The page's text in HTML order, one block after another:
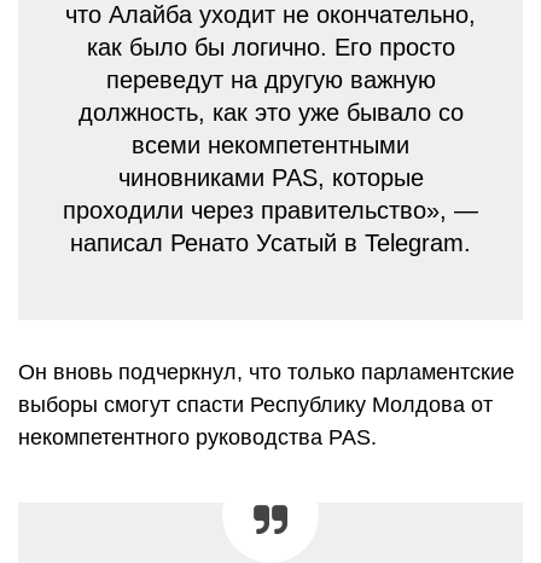
что Алайба уходит не окончательно,
как было бы логично. Его просто
переведут на другую важную
должность, как это уже бывало со
всеми некомпетентными
чиновниками PAS, которые
проходили через правительство», —
написал Ренато Усатый в Telegram.
Он вновь подчеркнул, что только парламентские
выборы смогут спасти Республику Молдова от
некомпетентного руководства PAS.